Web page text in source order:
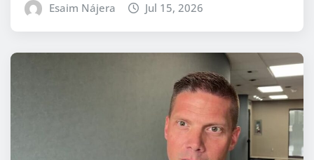
Esaim Nájera Jul 15, 2026